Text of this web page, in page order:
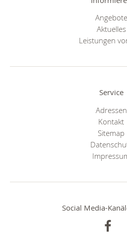
Angebote
Aktuelles
Leistungen
Service
Adressen
Kontakt
Sitemap
Social Media-